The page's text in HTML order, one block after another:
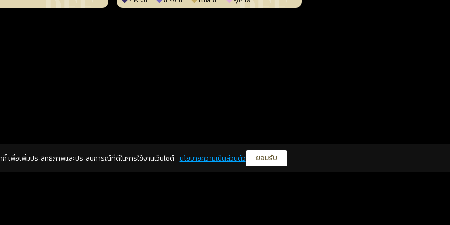
กี้ เพื่อเพิ่มประสิทธิภาพและประสบการณ์ที่ดีในการใช้งานเว็บไซต์ นโยบายความเป็นส่วนตัว ยอมรับ